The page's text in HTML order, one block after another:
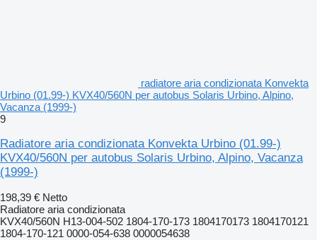
radiatore aria condizionata Konvekta
Urbino (01.99-) KVX40/560N per autobus Solaris Urbino, Alpino,
Vacanza (1999-)
9
Radiatore aria condizionata Konvekta Urbino (01.99-)
KVX40/560N per autobus Solaris Urbino, Alpino, Vacanza
(1999-)
198,39 € Netto
Radiatore aria condizionata
KVX40/560N H13-004-502 1804-170-173 1804170173 1804170121
1804-170-121 0000-054-638 0000054638